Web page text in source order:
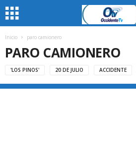
Inicio paro camionero
PARO CAMIONERO
'LOS PINOS' 20 DE JULIO ACCIDENTE